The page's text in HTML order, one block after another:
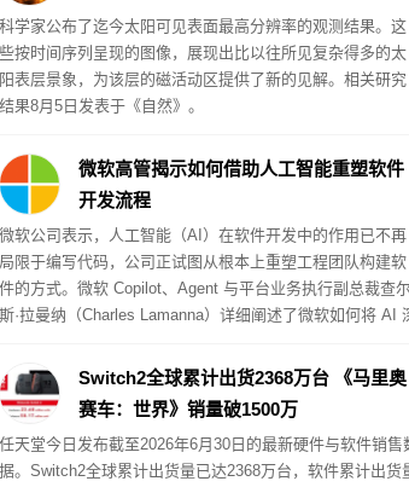
科学家公布了迄今太阳可见表面最高分辨率的观测结果。这
些按时间序列呈现的图像，展现出比以往所见复杂得多的太
阳表层景象，为该层的磁活动区提供了新的见解。相关研究
结果8月5日发表于《自然》。
微软高管揭示如何借助人工智能重塑软件
开发流程
微软公司表示，人工智能（AI）在软件开发中的作用已不再
局限于编写代码，公司正试图从根本上重塑工程团队构建软
件的方式。微软 Copilot、Agent 与平台业务执行副总裁查
斯·拉曼纳（Charles Lamanna）详细阐述了微软如何将 AI
Switch2全球累计出货2368万台 《马里奥
赛车：世界》销量破1500万
任天堂今日发布截至2026年6月30日的最新硬件与软件销售
据。Switch2全球累计出货量已达2368万台，软件累计出货